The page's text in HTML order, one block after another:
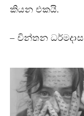
කියන එකයි.
– චින්තන ධර්මදාස